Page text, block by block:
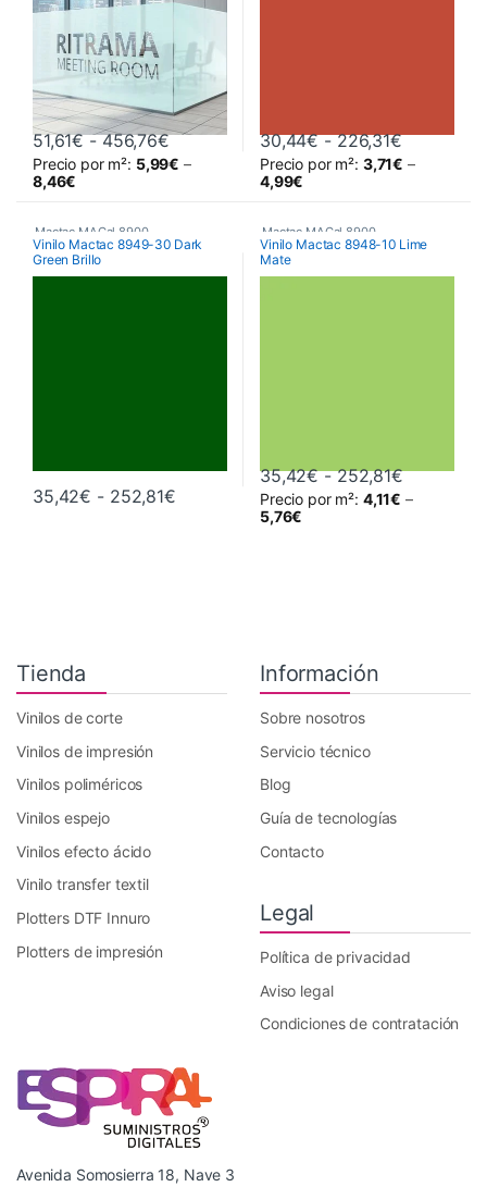
51,61€ - 456,76€Rango de precios: desde 51,61€ hasta
Precio por m²: 5,99€ –
8,46€
Este producto tiene múltiples variantes. Las opciones se
30,44€ - 226,31€Rango de
Precio por m²: 3,71€ –
4,99€
Este producto tiene múltiples
Mactac MACal 8900
Monoméricos
Vinilo Mactac 8949-30 Dark
Green Brillo
35,42€ - 252,81€Rango de precios: desde 35,42€
Este producto tiene múltiples variantes. Las opciones se
Mactac MACal 8900
Monoméricos
Vinilo Mactac 8948-10 Lime
Mate
35,42€ - 252,81€Rango de
Precio por m²: 4,11€ –
5,76€
Este producto tiene múltiples
Tienda
Vinilos de corte
Vinilos de impresión
Vinilos poliméricos
Vinilos espejo
Vinilos efecto ácido
Vinilo transfer textil
Plotters DTF Innuro
Plotters de impresión
Información
Sobre nosotros
Servicio técnico
Blog
Guía de tecnologías
Contacto
Legal
Política de privacidad
Aviso legal
Condiciones de contratación
Avenida Somosierra 18, Nave 3